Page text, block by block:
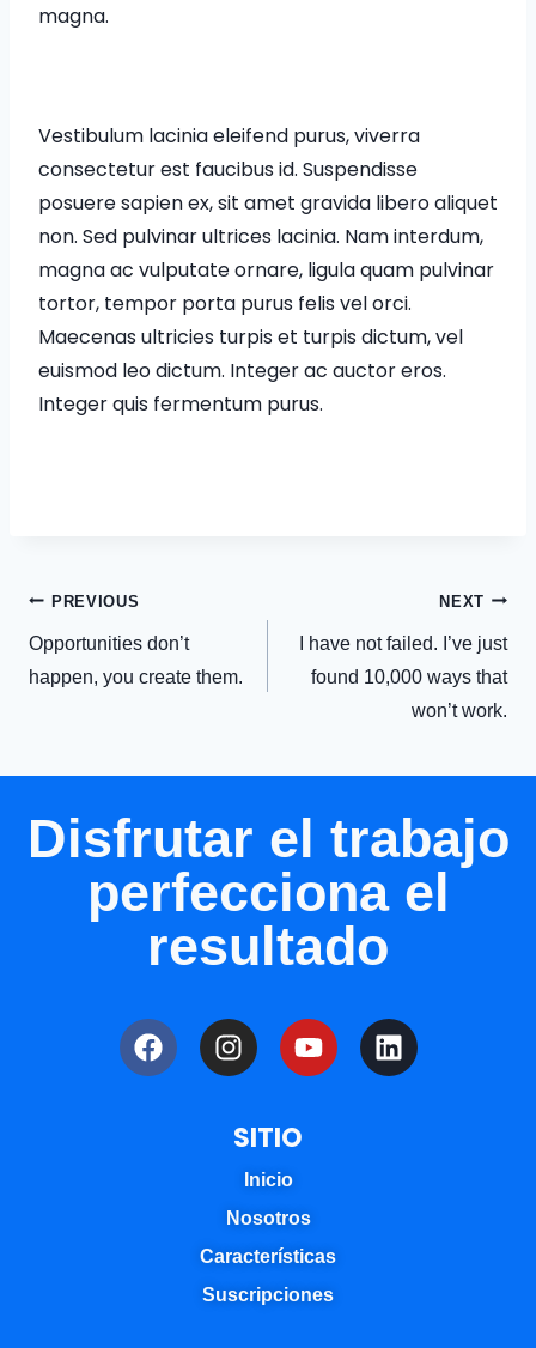
magna.
Vestibulum lacinia eleifend purus, viverra
consectetur est faucibus id. Suspendisse
posuere sapien ex, sit amet gravida libero aliquet
non. Sed pulvinar ultrices lacinia. Nam interdum,
magna ac vulputate ornare, ligula quam pulvinar
tortor, tempor porta purus felis vel orci.
Maecenas ultricies turpis et turpis dictum, vel
euismod leo dictum. Integer ac auctor eros.
Integer quis fermentum purus.
PREVIOUS
Opportunities don’t
happen, you create them.
NEXT
I have not failed. I’ve just
found 10,000 ways that
won’t work.
Disfrutar el trabajo
perfecciona el
resultado
SITIO
Inicio
Nosotros
Características
Suscripciones